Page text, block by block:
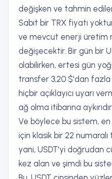
değişken ve tahmin
Sabit bir TRX fiyatı
ve mevcut enerji üretim
değişecektir. Bir gün bir
olabilirken, ertesi gün
transfer 3,20 $'dan fazla
hiçbir açıklayıcı uyarı
ağ olma itibarına aykırıdır.
Ve böylece bu sistem, en
için klasik bir 22
yani, USDT'yi doğrudan
kez alan ve şimdi bu